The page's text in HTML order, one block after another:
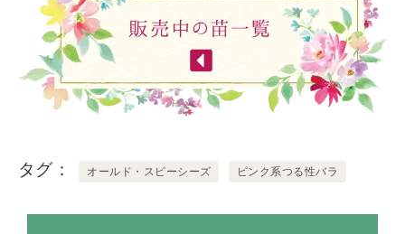
タグ オールド・スピーシーズ ピンク系つる性バラ